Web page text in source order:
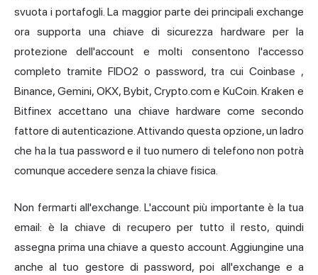
svuota i portafogli. La maggior parte dei principali exchange
ora supporta una chiave di sicurezza hardware per la
protezione dell'account e molti consentono l'accesso
completo tramite FIDO2 o password, tra cuiCoinbase ,
Binance, Gemini, OKX, Bybit, Crypto.com e KuCoin. Kraken e
Bitfinex accettano una chiave hardware come secondo
fattore di autenticazione. Attivando questa opzione, un ladro
che ha la tua password e il tuo numero di telefono non potrà
comunque accedere senza la chiave fisica.
Non fermarti all'exchange. L'account più importante è la tua
email: è la chiave di recupero per tutto il resto, quindi
assegna prima una chiave a questo account. Aggiungine una
anche al tuo gestore di password, poi all'exchange e a